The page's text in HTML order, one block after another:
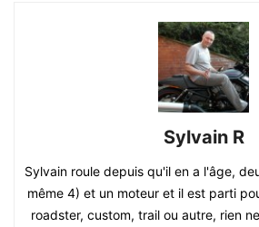
Sylvain R
Sylvain roule depuis qu'il en a l'âge,
même 4) et un moteur et il est parti
roadster, custom, trail ou autre, rien